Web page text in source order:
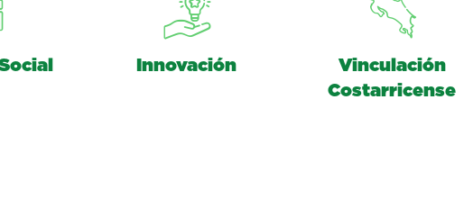
Innovación
Vinculación
Costarricense